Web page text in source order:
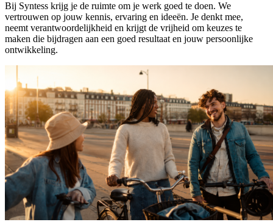
Bij Syntess krijg je de ruimte om je werk goed te doen. We
vertrouwen op jouw kennis, ervaring en ideeën. Je denkt mee,
neemt verantwoordelijkheid en krijgt de vrijheid om keuzes te
maken die bijdragen aan een goed resultaat en jouw persoonlijke
ontwikkeling.